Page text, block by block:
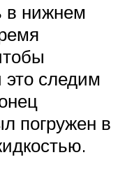
в нижнем
это следим
погружен в